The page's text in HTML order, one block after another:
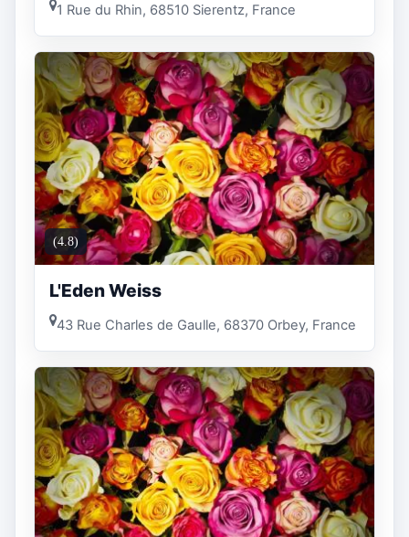
1 Rue du Rhin, 68510 Sierentz, France
(4.8)
L'Eden Weiss
43 Rue Charles de Gaulle, 68370 Orbey, France